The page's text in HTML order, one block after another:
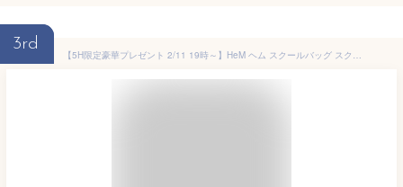
3rd
【5H限定豪華プレゼント 2/11 19時～】HeM ヘム スクールバッグ スクバ 合皮 女子 女子高生 高校生 中学生 通学 黒 茶色 ブラック ブラウン バッグ カバン かわいい A4 39-7200 sc24